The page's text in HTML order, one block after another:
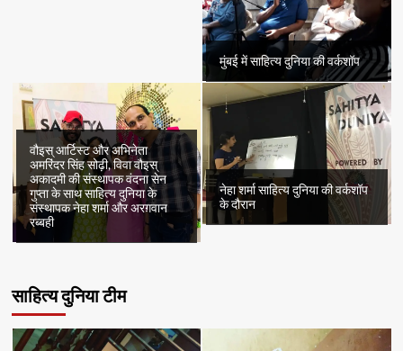
मुंबई में साहित्य दुनिया की वर्कशॉप
वौइस् आर्टिस्ट और अभिनेता
अमरिंदर सिंह सोढ़ी, विवा वौइस्
अकादमी की संस्थापक वंदना सेन
गुप्ता के साथ साहित्य दुनिया के
संस्थापक नेहा शर्मा और अरग़वान
रब्बही
नेहा शर्मा साहित्य दुनिया की वर्कशॉप
के दौरान
साहित्य दुनिया टीम